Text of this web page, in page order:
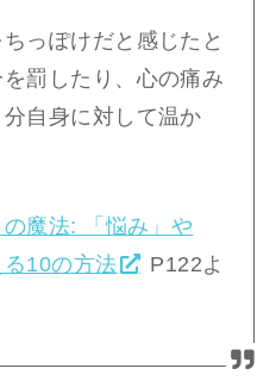
っぽけだと感じたと
罰したり、心の痛み
自身に対して温か
の魔法: 「悩み」や
る10の方法
P122よ